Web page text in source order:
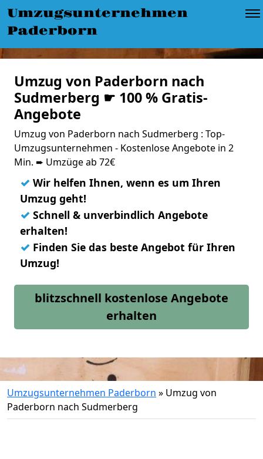
Umzugsunternehmen
Paderborn
Umzug von Paderborn nach
Sudmerberg ☛ 100 % Gratis-
Angebote
Umzug von Paderborn nach Sudmerberg : Top-
Umzugsunternehmen - Kostenlose Angebote in 2
Min. ➨ Umzüge ab 72€
✓ Wir helfen Ihnen, wenn es um Ihren
Umzug geht!
✓ Schnell & unverbindlich Angebote
erhalten!
✓ Finden Sie das beste Angebot für Ihren
Umzug!
blitzschnell kostenlose Angebote
erhalten
Umzugsunternehmen Paderborn » Umzug von
Paderborn nach Sudmerberg